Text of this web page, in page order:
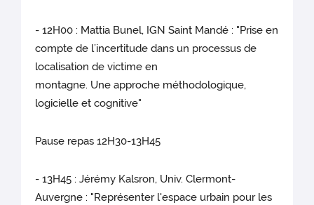
- 12H00 : Mattia Bunel, IGN Saint Mandé : "Prise en
compte de l’incertitude dans un processus de
localisation de victime en
montagne. Une approche méthodologique,
logicielle et cognitive"
Pause repas 12H30-13H45
- 13H45 : Jérémy Kalsron, Univ. Clermont-
Auvergne : "Représenter l'espace urbain pour les